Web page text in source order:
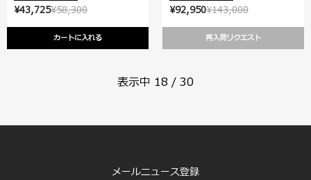
¥58,300
¥43,725
カートに入れる
¥143,000
¥92,950
再入荷リクエスト
表示中 18 / 30
メールニュース登録